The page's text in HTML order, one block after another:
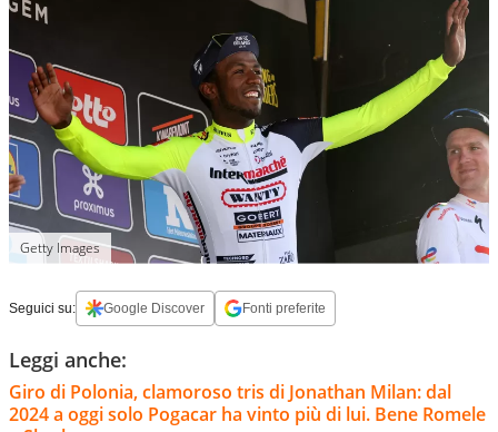
Getty Images
Seguici su: Google Discover Fonti preferite
Leggi anche:
Giro di Polonia, clamoroso tris di Jonathan Milan: dal
2024 a oggi solo Pogacar ha vinto più di lui. Bene Romele